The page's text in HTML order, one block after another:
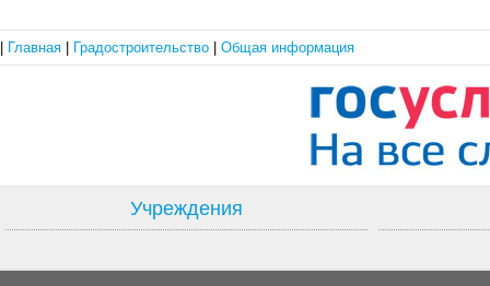
Главная Градостроительство Общая информация
Учреждения